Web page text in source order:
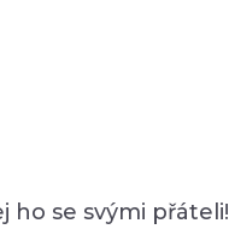
ho se svými přáteli!